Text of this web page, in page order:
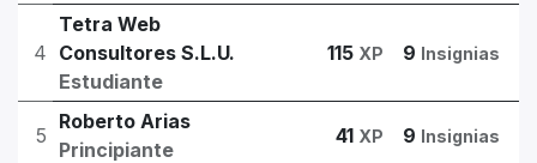
4
Tetra Web
Consultores S.L.U.
Estudiante
115 XP 9 Insignias
5
Roberto Arias
Principiante
41 XP 9 Insignias